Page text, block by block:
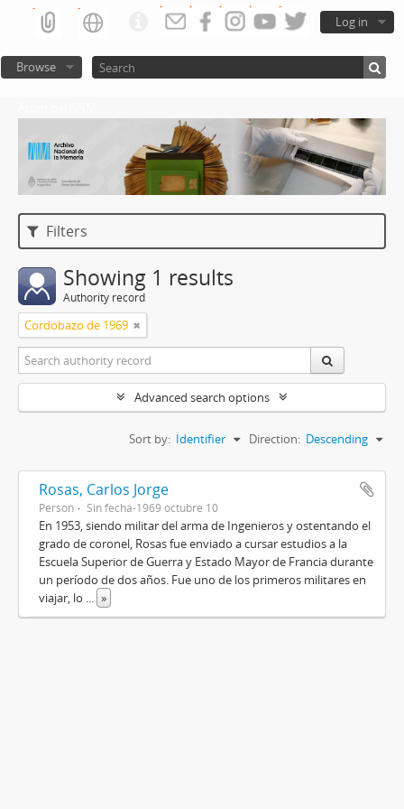
Log in
Browse
Filters
Showing 1 results
Authority record
Cordobazo de 1969
Advanced search options
Sort by: Identifier Direction: Descending
Rosas, Carlos Jorge
Person Sin fecha-1969 octubre 10
En 1953, siendo militar del arma de Ingenieros y ostentando el
grado de coronel, Rosas fue enviado a cursar estudios a la
Escuela Superior de Guerra y Estado Mayor de Francia durante
un período de dos años. Fue uno de los primeros militares en
viajar, lo ... »